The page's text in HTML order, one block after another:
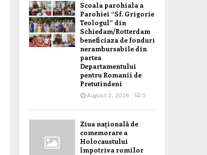
Scoala parohiala a
Parohiei “Sf. Grigorie
Teologul” din
Schiedam/Rotterdam
beneficiaza de fonduri
nerambursabile din
partea
Departamentului
pentru Romanii de
Pretutindeni
August 3, 2026 0
Ziua națională de
comemorare a
Holocaustului
împotriva romilor